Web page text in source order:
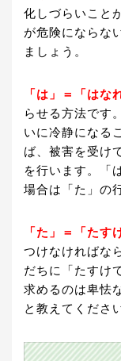
化しづらいこと
が危険にならな
ましょう。
「は」＝「はな
らせる方法です
いに冷静になる
ば、被害を受け
を行います。「
場合は「た」の
「た」＝「たす
つけなければな
だちに「たすけ
求めるのは卑怯
と教えてくださ